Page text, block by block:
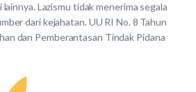
Lazismu tidak menerima segala
dari kejahatan. UU RI No. 8 Tahun
dan Pemberantasan Tindak Pidana